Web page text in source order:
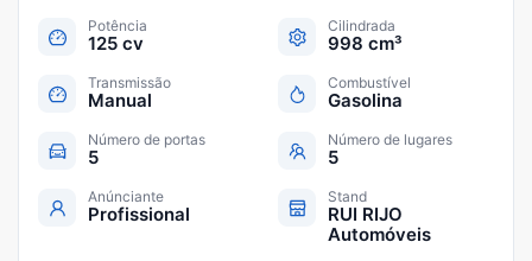
Potência
125 cv
Cilindrada
998 cm³
Transmissão
Manual
Combustível
Gasolina
Número de portas
5
Número de lugares
5
Anúnciante
Profissional
Stand
RUI RIJO
Automóveis